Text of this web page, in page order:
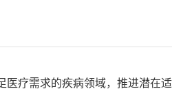
疗需求的疾病领域，推进潜在